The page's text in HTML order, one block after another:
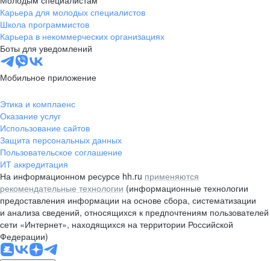
Карьера для молодых специалистов
Школа программистов
Карьера в некоммерческих организациях
Боты для уведомлений
Мобильное приложение
Этика и комплаенс
Оказание услуг
Использование сайтов
Защита персональных данных
Пользовательское соглашение
ИТ аккредитация
На информационном ресурсе hh.ru применяются
рекомендательные технологии (информационные технологии
предоставления информации на основе сбора, систематизации
и анализа сведений, относящихся к предпочтениям пользователей
сети «Интернет», находящихся на территории Российской
Федерации)